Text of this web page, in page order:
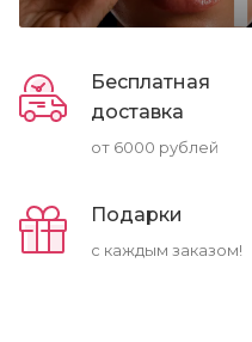
Бесплатная
доставка
от 6000 рублей
Подарки
с каждым заказом!